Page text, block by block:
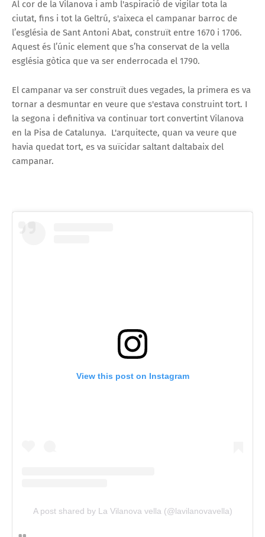
Al cor de la Vilanova i amb l'aspiració de vigilar tota la
ciutat, fins i tot la Geltrú, s'aixeca el campanar barroc de
l’església de Sant Antoni Abat, construït entre 1670 i 1706.
Aquest és l’únic element que s’ha conservat de la vella
església gòtica que va ser enderrocada el 1790.
El campanar va ser construït dues vegades, la primera es va
tornar a desmuntar en veure que s'estava construint tort. I
la segona i definitiva va continuar tort convertint Vilanova
en la Pisa de Catalunya. L'arquitecte, quan va veure que
havia quedat tort, es va suïcidar saltant daltabaix del
campanar.
View this post on Instagram
A post shared by La Vilanova vella (@lavilanovavella)